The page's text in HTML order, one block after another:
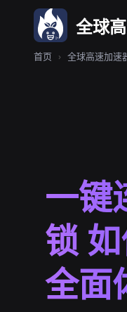
全球
首页 › 全球高速加速
一键
锁
全面